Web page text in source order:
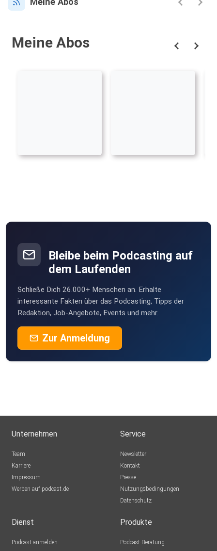
Meine Abos
Bleibe beim Podcasting auf
dem Laufenden
Schließe Dich 26.000+ Menschen an. Erhalte
interessante Fakten über das Podcasting, Tipps der
Redaktion, Job-Angebote, Events und mehr.
Zur Anmeldung
Unternehmen
Team
Karriere
Impressum
Werben auf podcast.de
Service
Newsletter
Kontakt
Presse
Nutzungsbedingungen
Datenschutz
Dienst
Podcast anmelden
Produkte
Podcast-Beratung